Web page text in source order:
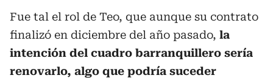
Fue tal el rol de Teo, que aunque su contrato
finalizó en diciembre del año pasado, la
intención del cuadro barranquillero sería
renovarlo, algo que podría suceder